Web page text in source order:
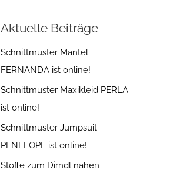
Aktuelle Beiträge
Schnittmuster Mantel
FERNANDA ist online!
Schnittmuster Maxikleid PERLA
ist online!
Schnittmuster Jumpsuit
PENELOPE ist online!
Stoffe zum Dirndl nähen